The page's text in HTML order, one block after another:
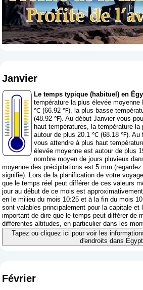
Janvier
Le temps typique (habituel) en
température la plus élevée
℃ (66.92 ℉). la plus basse
(48.92 ℉). Au début Janvier vous
haut températures, la température
autour de plus 20.1 ℃ (68.18 ℉). Au
vous attendre à plus haut
élevée moyenne est autour de plus
nombre moyen de jours pluvieux
moyenne des précipitations est 5 mm (
signifie). Lors de la planification de votre
que le temps réel peut différer de ces valeurs
jour au début de ce mois est
en le milieu du mois 10:25 et à la fin du mois
sont valables principalement pour la capitale et
important de dire que le temps peut différer de
différentes altitudes, en particulier dans les
Tapez ou cliquez ici pour voir les
d'endroits dans
Février